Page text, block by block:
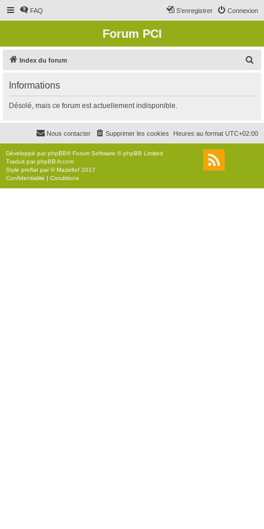
FAQ Connexion
S’enregistrer
Forum PCI
Index du forum
r
c
r
Informations
Désolé, mais ce forum est actuellement indisponible.
Heures au format UTC+02:00
Supprimer les cookies
Nous contacter
Développé parphpBB® Forum Software © phpBB Limited
Traduit parphpBB-fr.com
Style proflat par ©Mazeltof 2017
Confidentialité | Conditions